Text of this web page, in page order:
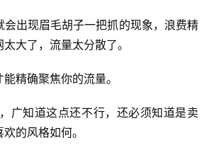
会出现眉毛胡子一把抓的现象，浪费精
大了，流量太分散了。
精确聚焦你的流量。
广知道这点还不行，还必须知道是卖
的风格如何。